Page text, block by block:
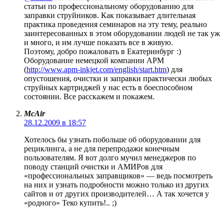
статьи по профессиональному оборудованию для
заправки струйников. Как показывает длительная
практика проведения семинаров на эту тему, реально
заинтересованных в этом оборудовании людей не так уж
и много, и им лучше показать все в живую.
Поэтому, добро пожаловать в Екатеринбург :)
Оборудование немецкой компании APM
(http://www.apm-inkjet.com/english/start.htm) для
опустошения, очистки и заправки практически любых
струйных картриджей у нас есть в боеспособном
состоянии. Все расскажем и покажем.
McAir
28.12.2009 в 18:57
Хотелось бы узнать побольше об оборудовании для
рециклинга, а не для перепродажи конечным
пользователям. Я вот долго мучил менеджеров по
поводу станций очистки и АМИРов для
«профессиональных заправщиков» — ведь посмотреть
на них и узнать подробности можно только из других
сайтов и от других производителей… А так хочется у
«родного» Теко купить!.. ;)